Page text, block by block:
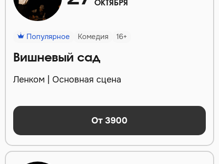
ОКТЯБРЯ
Популярное Комедия 16+
Вишневый сад
Ленком | Основная сцена
От 3900